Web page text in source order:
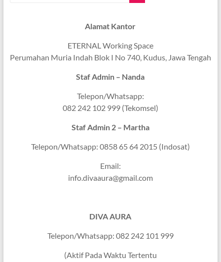
Alamat Kantor
ETERNAL Working Space
Perumahan Muria Indah Blok I No 740, Kudus, Jawa Tengah
Staf Admin – Nanda
Telepon/Whatsapp:
082 242 102 999 (Tekomsel)
Staf Admin 2 – Martha
Telepon/Whatsapp: 0858 65 64 2015 (Indosat)
Email:
info.divaaura@gmail.com
DIVA AURA
Telepon/Whatsapp: 082 242 101 999
(Aktif Pada Waktu Tertentu